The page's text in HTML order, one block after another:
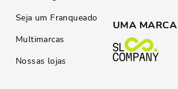
Seja um Franqueado
Multimarcas
Nossas lojas
UMA MARCA